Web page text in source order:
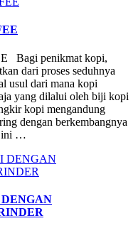
Bagi penikmat kopi,
dari proses seduhnya
usul dari mana kopi
yang dilalui oleh biji kopi
kopi mengandung
dengan berkembangnya
ini …